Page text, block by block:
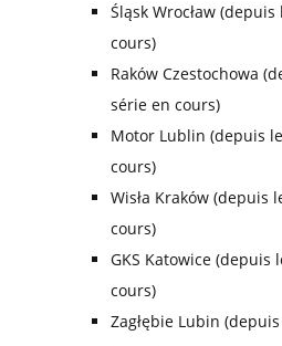
Śląsk Wrocław
cours)
Raków Czestochowa
série en cours)
Motor Lublin (depuis
cours)
Wisła Kraków (depuis
cours)
GKS Katowice (depuis
cours)
Zagłębie Lubin